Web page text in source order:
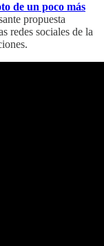
de un poco más
propuesta
redes sociales de la